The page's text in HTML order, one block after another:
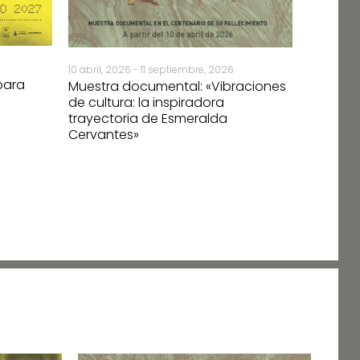
10 abril, 2026 - 11 septiembre, 2026
Muestra documental: «Vibraciones
de cultura: la inspiradora
trayectoria de Esmeralda
Cervantes»